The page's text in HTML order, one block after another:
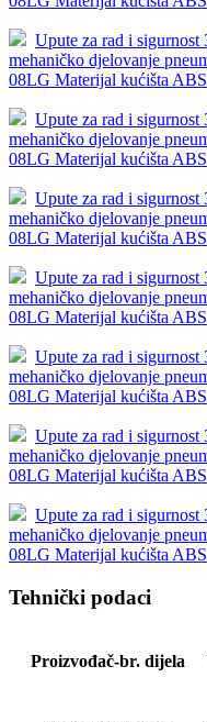
Upute za rad i
mehaničko djelovanje
08LG Materijal kućišta
Upute za rad i
mehaničko djelovanje
08LG Materijal kućišta
Upute za rad i
mehaničko djelovanje
08LG Materijal kućišta
Upute za rad i
mehaničko djelovanje
08LG Materijal kućišta
Upute za rad i
mehaničko djelovanje
08LG Materijal kućišta
Upute za rad i
mehaničko djelovanje
08LG Materijal kućišta
Upute za rad i
mehaničko djelovanje
08LG Materijal kućišta
Tehnički podaci
Proizvođač-br. dijela